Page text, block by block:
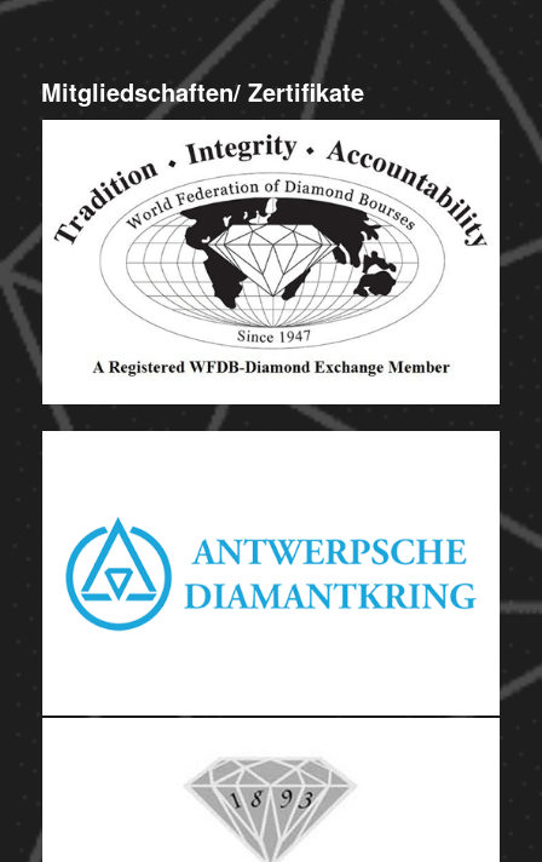
Mitgliedschaften/ Zertifikate